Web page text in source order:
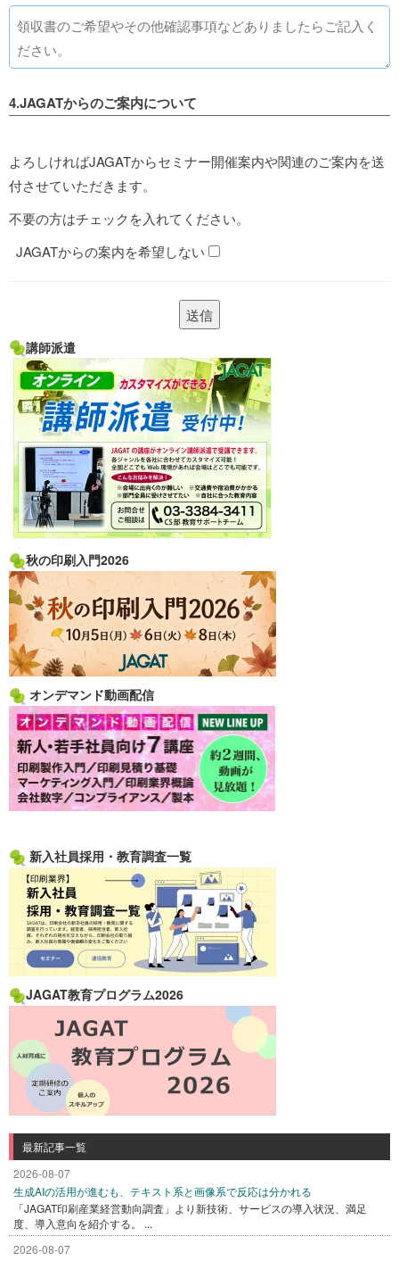
4.JAGATからのご案内について
よろしければJAGATからセミナー開催案内や関連のご案内を送
付させていただきます。
不要の方はチェックを入れてください。
JAGATからの案内を希望しない
講師派遣
秋の印刷入門2026
オンデマンド動画配信
新入社員採用・教育調査一覧
JAGAT教育プログラム2026
最新記事一覧
2026-08-07
生成AIの活用が進むも、テキスト系と画像系で反応は分かれる
「JAGAT印刷産業経営動向調査」より新技術、サービスの導入状況、満足
度、導入意向を紹介する。 ...
2026-08-07